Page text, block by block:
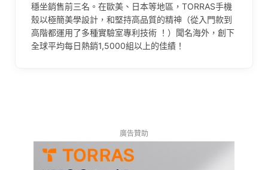
穩坐銷售前三名。在歐美、日本等地區，TORRAS手機
殼以極簡美學設計，和堅持高品質的精神（從入門款到
高階都運用了多種實驗室專利技術 ！）聞名海外，創下
全球平均每日熱銷1,5000組以上的佳績！
廣告贊助